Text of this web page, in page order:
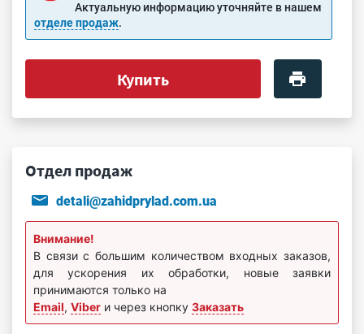
Актуальную информацию уточняйте в нашем
отделе продаж.
Купить
Отдел продаж
detali@zahidprylad.com.ua
Внимание!
В связи с большим количеством входных заказов,
для ускорения их обработки, новые заявки
принимаются только на
Email, Viber и через кнопку Заказать